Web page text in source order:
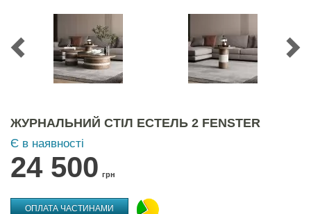
ЖУРНАЛЬНИЙ СТІЛ ЕСТЕЛЬ 2 FENSTER
Є в наявності
24 500 грн
ОПЛАТА ЧАСТИНАМИ